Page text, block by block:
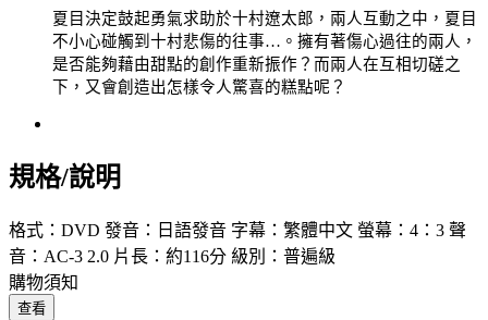
夏目決定鼓起勇氣求助於十村遼太郎，兩人互動之中，夏目
不小心碰觸到十村悲傷的往事…。擁有著傷心過往的兩人，
是否能夠藉由甜點的創作重新振作？而兩人在互相切磋之
下，又會創造出怎樣令人驚喜的糕點呢？
規格/說明
格式：DVD 發音：日語發音 字幕：繁體中文 螢幕：4：3 聲
音：AC-3 2.0 片長：約116分 級別：普遍級
購物須知
查看